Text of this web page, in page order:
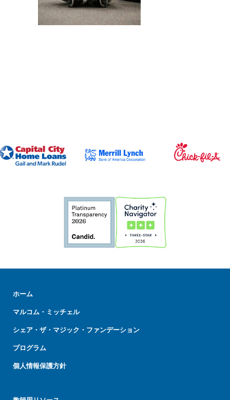
ホーム
マルコム・ミッチェル
シェア・ザ・マジック・ファンデーション
プログラム
個人情報保護方針